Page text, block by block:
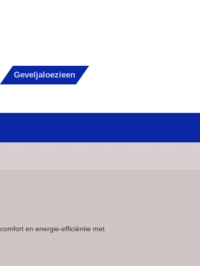
Geveljaloezieen
en energie-efficiëntie met